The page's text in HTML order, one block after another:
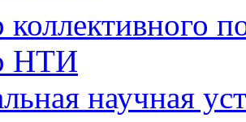
НТИ
научная